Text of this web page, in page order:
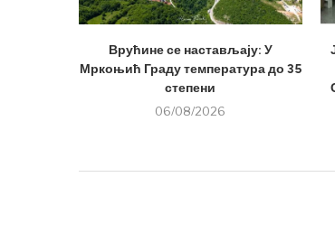
Врућине се настављају: У
Мркоњић Граду температура до 35
степени
06/08/2026